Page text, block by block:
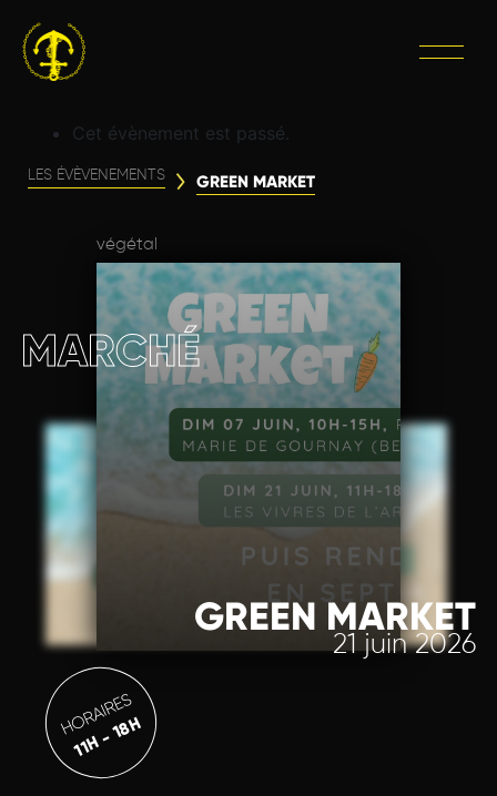
Cet évènement est passé.
LES ÉVÈVENEMENTS GREEN MARKET
végétal
GREEN MARKET
21 juin 2026
MARCHÉ
HORAIRES
11H - 18H